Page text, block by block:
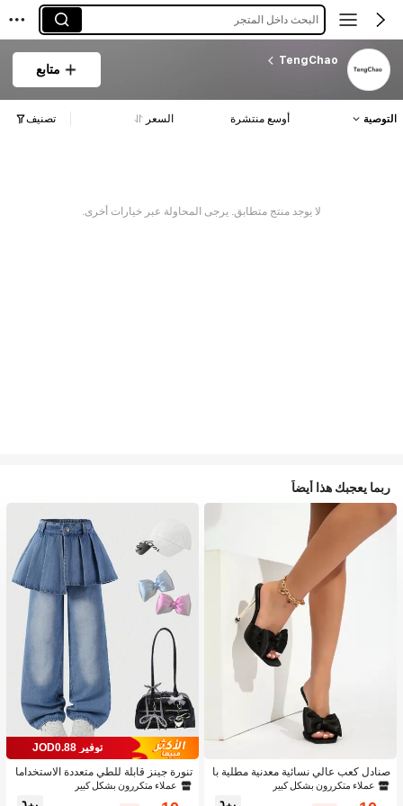
البحث داخل المتجر
TengChao
متابع
التوصية أوسع منتشرة السعر تصنيف
لا يوجد منتج متطابق. يرجى المحاولة عبر خيارات أخرى.
ربما يعجبك هذا أيضاً
صنادل كعب عالي نسائية معدنية مطلية با
لكهرباء، صنادل كعب عالي ذات بريق وط
عملاء متكررون بشكل كبير
توفير JOD0.88
تنورة جينز قابلة للطي متعددة الاستخداما
ت بتصميم قطعتين للبنات 1 قطعة
عملاء متكررون بشكل كبير